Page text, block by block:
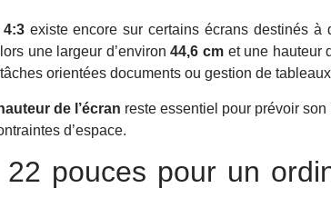
4:3existe encore sur certains écrans destinés à
une largeur d’environ44,6 cm et une hauteur
orientées documents ou gestion de
de l’écran reste essentiel pour prévoir son
d’espace.
pouces pour un